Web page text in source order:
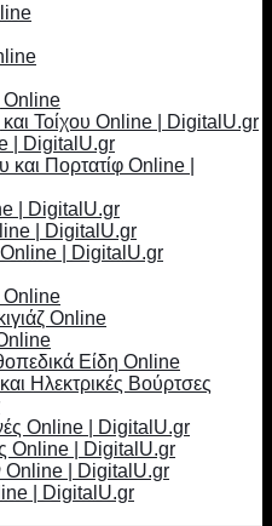
Online
Τοίχου Online | DigitalU.gr
| DigitalU.gr
και Πορτατίφ Online |
| DigitalU.gr
| DigitalU.gr
| DigitalU.gr
Online
Online
Είδη Online
Ηλεκτρικές Βούρτσες
Online | DigitalU.gr
Online | DigitalU.gr
Online | DigitalU.gr
| DigitalU.gr